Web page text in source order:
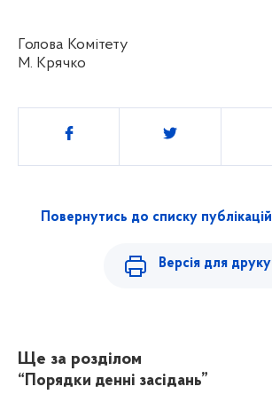
Голова Комітету
М. Крячко
Поділитись
Повернутись до списку публікацій
Версія для друку
Ще за розділом
“Порядки денні засідань”